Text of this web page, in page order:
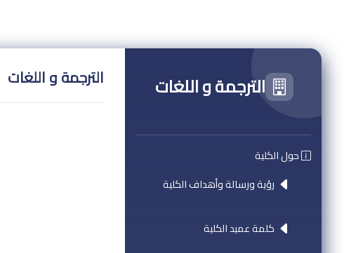
الترجمة و اللغات
حول الكلية
رؤية ورسالة وأهداف الكلية
كلمة عميد الكلية
الترجمة و اللغات